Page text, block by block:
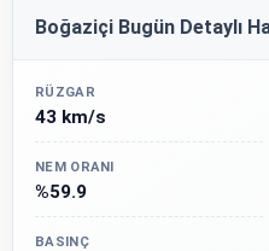
Boğaziçi Bugün Detaylı
RÜZGAR
43 km/s
NEM ORANI
%59.9
BASINÇ